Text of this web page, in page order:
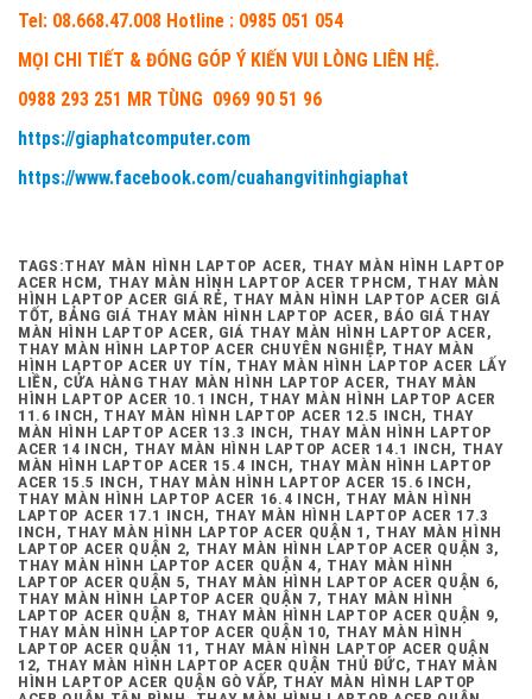
Tel: 08.668.47.008 Hotline : 0985 051 054
MỌI CHI TIẾT & ĐÓNG GÓP Ý KIẾN VUI LÒNG LIÊN HỆ.
0988 293 251 MR TÙNG 0969 90 51 96
https://giaphatcomputer.com
https://www.facebook.com/cuahangvitinhgiaphat
TAGS:THAY MÀN HÌNH LAPTOP ACER, THAY MÀN HÌNH LAPTOP
ACER HCM, THAY MÀN HÌNH LAPTOP ACER TPHCM, THAY MÀN
HÌNH LAPTOP ACER GIÁ RẺ, THAY MÀN HÌNH LAPTOP ACER GIÁ
TỐT, BẢNG GIÁ THAY MÀN HÌNH LAPTOP ACER, BÁO GIÁ THAY
MÀN HÌNH LAPTOP ACER, GIÁ THAY MÀN HÌNH LAPTOP ACER,
THAY MÀN HÌNH LAPTOP ACER CHUYÊN NGHIỆP, THAY MÀN
HÌNH LAPTOP ACER UY TÍN, THAY MÀN HÌNH LAPTOP ACER LẤY
LIỀN, CỬA HÀNG THAY MÀN HÌNH LAPTOP ACER, THAY MÀN
HÌNH LAPTOP ACER 10.1 INCH, THAY MÀN HÌNH LAPTOP ACER
11.6 INCH, THAY MÀN HÌNH LAPTOP ACER 12.5 INCH, THAY
MÀN HÌNH LAPTOP ACER 13.3 INCH, THAY MÀN HÌNH LAPTOP
ACER 14 INCH, THAY MÀN HÌNH LAPTOP ACER 14.1 INCH, THAY
MÀN HÌNH LAPTOP ACER 15.4 INCH, THAY MÀN HÌNH LAPTOP
ACER 15.5 INCH, THAY MÀN HÌNH LAPTOP ACER 15.6 INCH,
THAY MÀN HÌNH LAPTOP ACER 16.4 INCH, THAY MÀN HÌNH
LAPTOP ACER 17.1 INCH, THAY MÀN HÌNH LAPTOP ACER 17.3
INCH, THAY MÀN HÌNH LAPTOP ACER QUẬN 1, THAY MÀN HÌNH
LAPTOP ACER QUẬN 2, THAY MÀN HÌNH LAPTOP ACER QUẬN 3,
THAY MÀN HÌNH LAPTOP ACER QUẬN 4, THAY MÀN HÌNH
LAPTOP ACER QUẬN 5, THAY MÀN HÌNH LAPTOP ACER QUẬN 6,
THAY MÀN HÌNH LAPTOP ACER QUẬN 7, THAY MÀN HÌNH
LAPTOP ACER QUẬN 8, THAY MÀN HÌNH LAPTOP ACER QUẬN 9,
THAY MÀN HÌNH LAPTOP ACER QUẬN 10, THAY MÀN HÌNH
LAPTOP ACER QUẬN 11, THAY MÀN HÌNH LAPTOP ACER QUẬN
12, THAY MÀN HÌNH LAPTOP ACER QUẬN THỦ ĐỨC, THAY MÀN
HÌNH LAPTOP ACER QUẬN GÒ VẤP, THAY MÀN HÌNH LAPTOP